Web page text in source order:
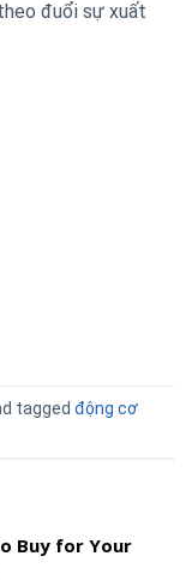
đuổi sự xuất
tagged động cơ
Buy for Your